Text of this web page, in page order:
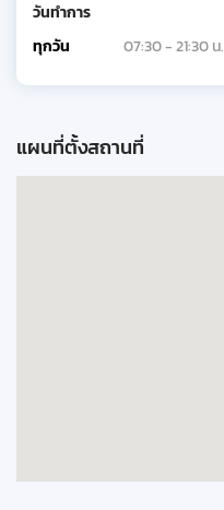
วันทำการ
ทุกวัน
07:30 - 21:30 น.
แผนที่ตั้งสถานที่